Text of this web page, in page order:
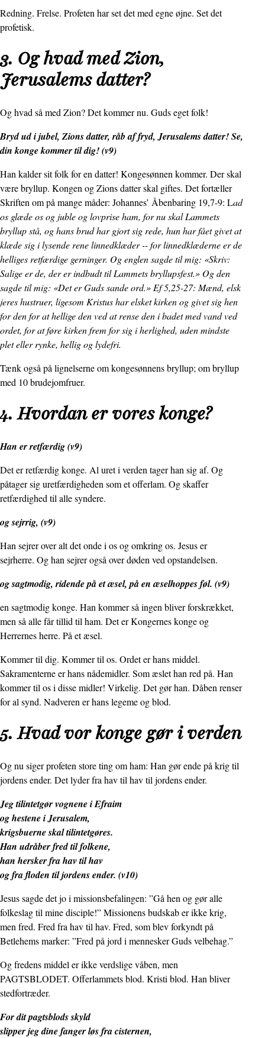
Redning. Frelse. Profeten har set det med egne øjne. Set det
profetisk.
3. Og hvad med Zion,
Jerusalems datter?
Og hvad så med Zion? Det kommer nu. Guds eget folk!
Bryd ud i jubel, Zions datter, råb af fryd, Jerusalems datter! Se,
din konge kommer til dig! (v9)
Han kalder sit folk for en datter! Kongesønnen kommer. Der skal
være bryllup. Kongen og Zions datter skal giftes. Det fortæller
Skriften om på mange måder: Johannes’ Åbenbaring 19,7-9: Lad
os glæde os og juble og lovprise ham, for nu skal Lammets
bryllup stå, og hans brud har gjort sig rede, hun har fået givet at
klæde sig i lysende rene linnedklæder -- for linnedklæderne er de
helliges retfærdige gerninger. Og englen sagde til mig: «Skriv:
Salige er de, der er indbudt til Lammets bryllupsfest.» Og den
sagde til mig: «Det er Guds sande ord.» Ef 5,25-27: Mænd, elsk
jeres hustruer, ligesom Kristus har elsket kirken og givet sig hen
for den for at hellige den ved at rense den i badet med vand ved
ordet, for at føre kirken frem for sig i herlighed, uden mindste
plet eller rynke, hellig og lydefri.
Tænk også på lignelserne om kongesønnens bryllup; om bryllup
med 10 brudejomfruer.
4. Hvordan er vores konge?
Han er retfærdig (v9)
Det er retfærdig konge. Al uret i verden tager han sig af. Og
påtager sig uretfærdigheden som et offerlam. Og skaffer
retfærdighed til alle syndere.
og sejrrig, (v9)
Han sejrer over alt det onde i os og omkring os. Jesus er
sejrherre. Og han sejrer også over døden ved opstandelsen.
og sagtmodig, ridende på et æsel, på en æselhoppes føl. (v9)
en sagtmodig konge. Han kommer så ingen bliver forskrækket,
men så alle får tillid til ham. Det er Kongernes konge og
Herrernes herre. På et æsel.
Kommer til dig. Kommer til os. Ordet er hans middel.
Sakramenterne er hans nådemidler. Som æslet han red på. Han
kommer til os i disse midler! Virkelig. Det gør han. Dåben renser
for al synd. Nadveren er hans legeme og blod.
5. Hvad vor konge gør i verden
Og nu siger profeten store ting om ham: Han gør ende på krig til
jordens ender. Det lyder fra hav til hav til jordens ender.
Jeg tilintetgør vognene i Efraim
og hestene i Jerusalem,
krigsbuerne skal tilintetgøres.
Han udråber fred til folkene,
han hersker fra hav til hav
og fra floden til jordens ender. (v10)
Jesus sagde det jo i missionsbefalingen: ”Gå hen og gør alle
folkeslag til mine disciple!” Missionens budskab er ikke krig,
men fred. Fred fra hav til hav. Fred, som blev forkyndt på
Betlehems marker: ”Fred på jord i mennesker Guds velbehag.”
Og fredens middel er ikke verdslige våben, men
PAGTSBLODET. Offerlammets blod. Kristi blod. Han bliver
stedfortræder.
For dit pagtsblods skyld
slipper jeg dine fanger løs fra cisternen,